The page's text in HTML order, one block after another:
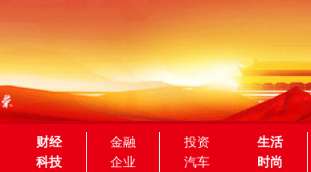
财经 金融 投资 生活
科技 企业 汽车 时尚